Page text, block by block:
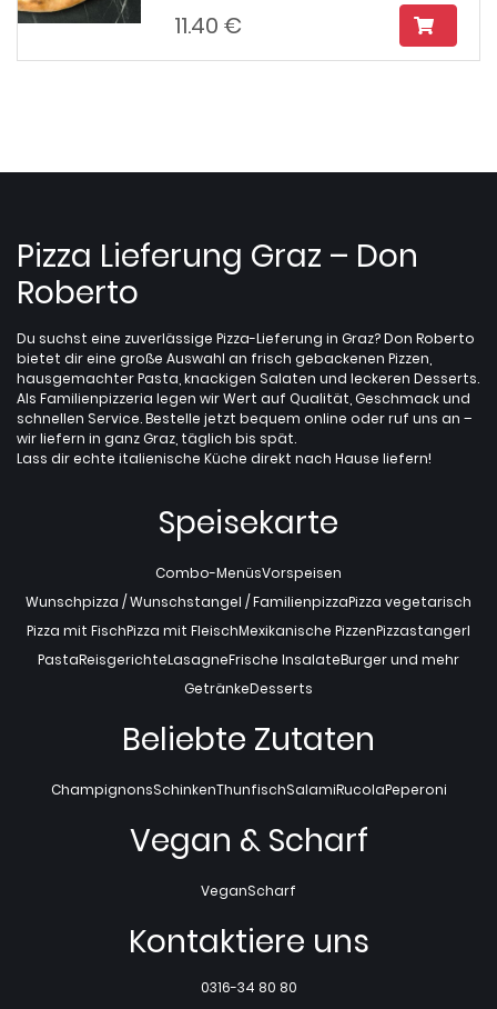
11.40 €
Pizza Lieferung Graz – Don
Roberto
Du suchst eine zuverlässige Pizza-Lieferung in Graz? Don Roberto
bietet dir eine große Auswahl an frisch gebackenen Pizzen,
hausgemachter Pasta, knackigen Salaten und leckeren Desserts.
Als Familienpizzeria legen wir Wert auf Qualität, Geschmack und
schnellen Service. Bestelle jetzt bequem online oder ruf uns an –
wir liefern in ganz Graz, täglich bis spät.
Lass dir echte italienische Küche direkt nach Hause liefern!
Speisekarte
Combo-MenüsVorspeisen
Wunschpizza / Wunschstangel / FamilienpizzaPizza vegetarisch
Pizza mit FischPizza mit FleischMexikanische PizzenPizzastangerl
PastaReisgerichteLasagneFrische InsalateBurger und mehr
GetränkeDesserts
Beliebte Zutaten
ChampignonsSchinkenThunfischSalamiRucolaPeperoni
Vegan & Scharf
VeganScharf
Kontaktiere uns
0316-34 80 80